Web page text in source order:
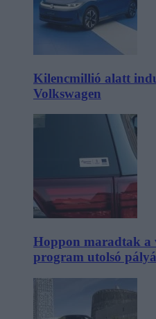
Kilencmillió alatt
Volkswagen
Hoppon maradtak a
program utolsó